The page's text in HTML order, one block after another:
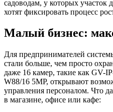
садоводам, у которых участок
хотят фиксировать процесс
Малый бизнес:
Для предпринимателей
стали больше, чем просто
даже 16 камер, такие как GV-
W88/16 5MP, открывают
управления персоналом. Что
в магазине, офисе или кафе: